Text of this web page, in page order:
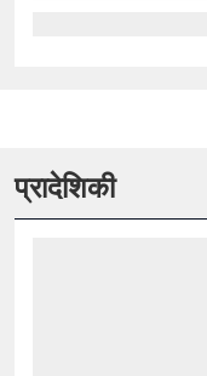
प्रादेशिकी